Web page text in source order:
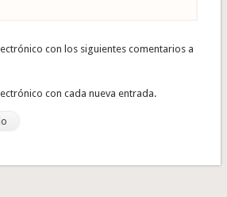
con los siguientes comentarios a
con cada nueva entrada.